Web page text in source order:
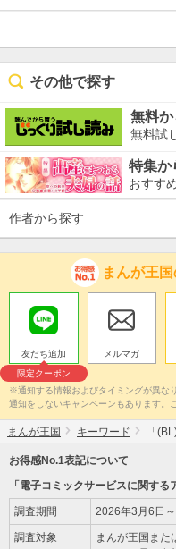
その他で探す
無料
無料試
特集か
おすす
作者から探す
まんが王
友だち追加
限定クーポン
メルマガ
※通知する情報およびタイミングが異な
通知をしないキャンペーンもあります。
まんが王国 キーワード 「
お得感No.1表記について
「電子コミックサービスに関する
調査期間 2026年3月6日
調査対象
まんが王国また